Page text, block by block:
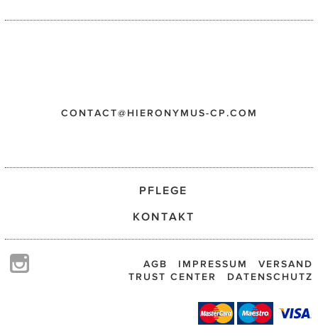
CONTACT@HIERONYMUS-CP.COM
PFLEGE
KONTAKT
VERSAND
IMPRESSUM
AGB
DATENSCHUTZ
TRUST CENTER